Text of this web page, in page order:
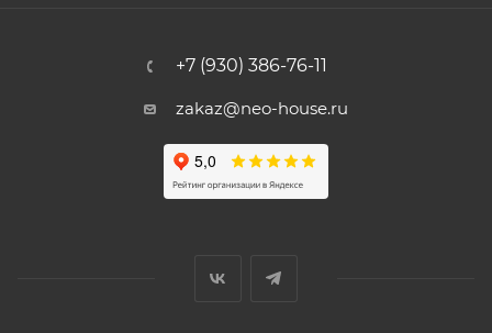
+7 (930) 386-76-11
zakaz@neo-house.ru